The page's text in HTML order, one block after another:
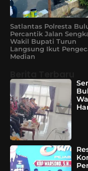
Satlantas Polresta
Percantik Jalan
Wakil Bupati Turun
Langsung Ikut
Median